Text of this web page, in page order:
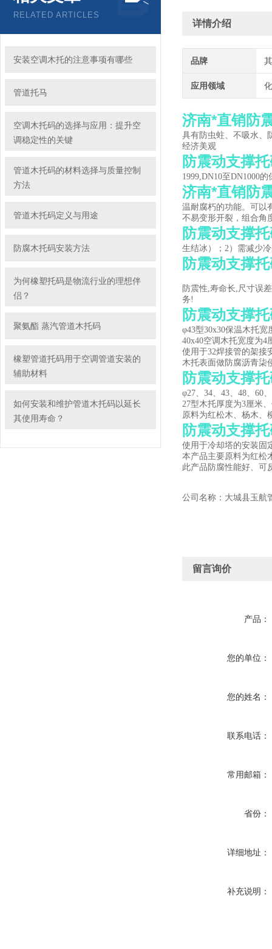
RELATED ARTICLES
安装空调木托的注意事项有哪些
管道托马
空调木托码的选择与应用：提升空
调稳定性的关键
管道木托码的材料选择与质量控制
方法
管道木托码定义与用途
防腐木托码安装方法
为何橡塑托码是物流行业的理想伴
侣？
聚氨酯 蒸汽管道木托码
橡塑管道托码用于空调管道安装的
辅助材料
如何安装和维护管道木托码以延长
其使用寿命？
详情介绍
品牌
应用领域
济南*直销防
具有防虫蛀、不吸水、
经济美观
防震动支撑
1999,DN10至DN1000
济南*直销防
温耐腐朽的功能。可以
不易变形开裂，组合
防震动支撑
生结冰）；2）需减少
防震动支撑
防震性,寿命长,尺寸误
务!
防震动支撑
φ43型30x30保温木托
40x40空调木托宽度为4
使用于32焊接管的架接
木托表面做防腐沥青柒
防震动支撑
φ27、34、43、48、60
27型木托厚度为3厘米
原料为红松木、杨木、
防震动支撑
使用于冷却塔的安装固
本产品主要原料为红松
此产品防腐性能好、可
公司名称：大城县玉航
留言询价
产品：
您的单位：
您的姓名：
联系电话：
常用邮箱：
省份：
详细地址：
补充说明：